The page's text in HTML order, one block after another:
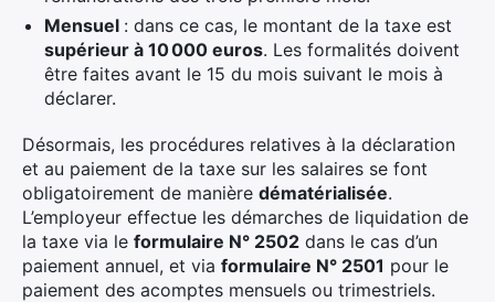
Mensuel : dans ce cas, le montant de la taxe est
supérieur à 10 000 euros. Les formalités doivent
être faites avant le 15 du mois suivant le mois à
déclarer.
Désormais, les procédures relatives à la déclaration
et au paiement de la taxe sur les salaires se font
obligatoirement de manière dématérialisée.
L’employeur effectue les démarches de liquidation de
la taxe via le formulaire N° 2502 dans le cas d’un
paiement annuel, et via formulaire N° 2501 pour le
paiement des acomptes mensuels ou trimestriels.